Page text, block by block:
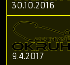
30.10.2016
9.4.2017